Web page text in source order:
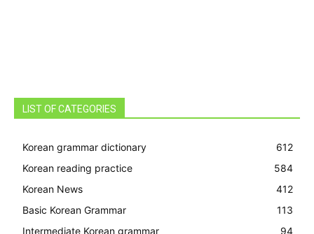
LIST OF CATEGORIES
Korean grammar dictionary
612
Korean reading practice
584
Korean News
412
Basic Korean Grammar
113
Intermediate Korean grammar
94